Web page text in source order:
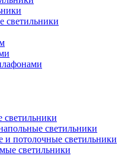
светильники
светильники
светильники
и потолочные светильники
светильники